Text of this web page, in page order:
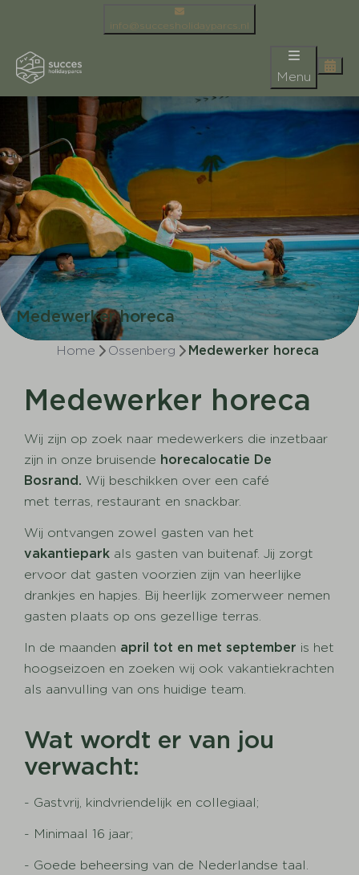
info@succesholidayparcs.nl
Menu
Medewerker horeca
Home Ossenberg Medewerker horeca
Medewerker horeca
Wij zijn op zoek naar medewerkers die inzetbaar
zijn in onze bruisende horecalocatie De
Bosrand. Wij beschikken over een café
met terras, restaurant en snackbar.
Wij ontvangen zowel gasten van het
vakantiepark als gasten van buitenaf. Jij zorgt
ervoor dat gasten voorzien zijn van heerlijke
drankjes en hapjes. Bij heerlijk zomerweer nemen
gasten plaats op ons gezellige terras.
In de maanden april tot en met september is het
hoogseizoen en zoeken wij ook vakantiekrachten
als aanvulling van ons huidige team.
Wat wordt er van jou
verwacht:
- Gastvrij, kindvriendelijk en collegiaal;
- Minimaal 16 jaar;
- Goede beheersing van de Nederlandse taal.